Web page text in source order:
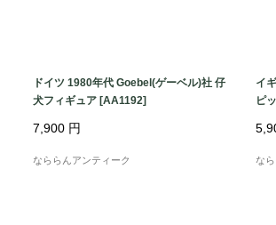
ドイツ 1980年代 Goebel(ゲーベル)社 仔
犬フィギュア [AA1192]
7,900 円
なららんアンティーク
イ
ピ
な